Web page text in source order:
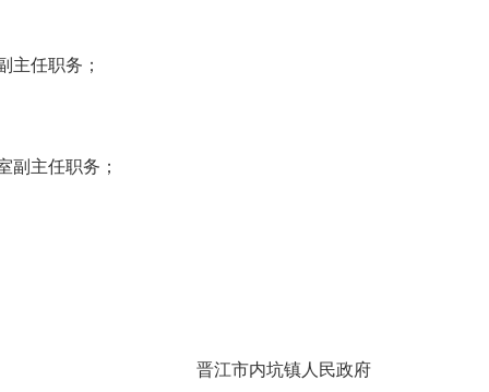
主任职务；
副主任职务；
晋江市内坑镇人民政府